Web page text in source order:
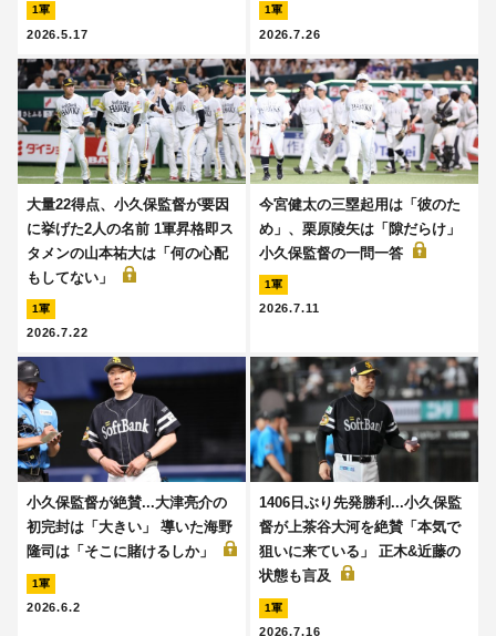
1軍
2026.5.17
1軍
2026.7.26
大量22得点、小久保監督が要因
に挙げた2人の名前 1軍昇格即ス
タメンの山本祐大は「何の心配
もしてない」
1軍
2026.7.22
今宮健太の三塁起用は「彼のた
め」、栗原陵矢は「隙だらけ」
小久保監督の一問一答
1軍
2026.7.11
小久保監督が絶賛...大津亮介の
初完封は「大きい」 導いた海野
隆司は「そこに賭けるしか」
1軍
2026.6.2
1406日ぶり先発勝利...小久保監
督が上茶谷大河を絶賛「本気で
狙いに来ている」 正木&近藤の
状態も言及
1軍
2026.7.16